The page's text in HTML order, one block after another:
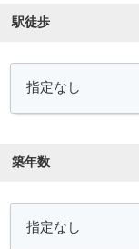
駅徒歩
築年数